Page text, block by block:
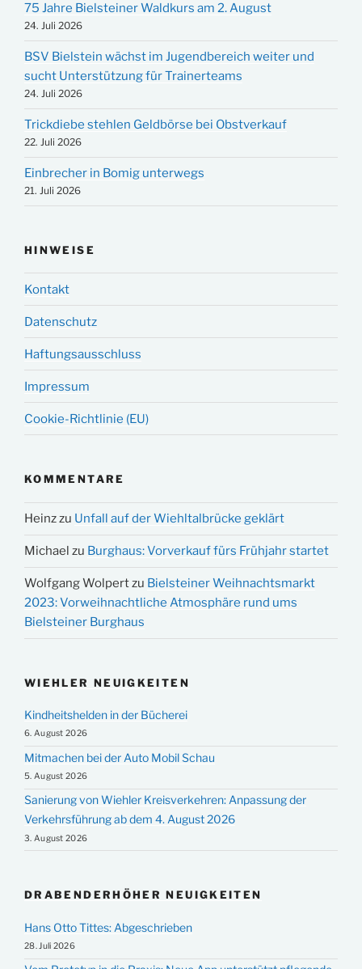
75 Jahre Bielsteiner Waldkurs am 2. August
24. Juli 2026
BSV Bielstein wächst im Jugendbereich weiter und
sucht Unterstützung für Trainerteams
24. Juli 2026
Trickdiebe stehlen Geldbörse bei Obstverkauf
22. Juli 2026
Einbrecher in Bomig unterwegs
21. Juli 2026
HINWEISE
Kontakt
Datenschutz
Haftungsausschluss
Impressum
Cookie-Richtlinie (EU)
KOMMENTARE
Heinzzu Unfall auf der Wiehltalbrücke geklärt
Michael zu Burghaus: Vorverkauf fürs Frühjahr startet
Wolfgang Wolpertzu Bielsteiner Weihnachtsmarkt
2023: Vorweihnachtliche Atmosphäre rund ums
Bielsteiner Burghaus
WIEHLER NEUIGKEITEN
Kindheitshelden in der Bücherei
6. August 2026
Mitmachen bei der Auto Mobil Schau
5. August 2026
Sanierung von Wiehler Kreisverkehren: Anpassung der
Verkehrsführung ab dem 4. August 2026
3. August 2026
DRABENDERHÖHER NEUIGKEITEN
Hans Otto Tittes: Abgeschrieben
28. Juli 2026